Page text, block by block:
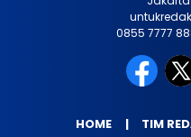
0855 7777
HOME TIM